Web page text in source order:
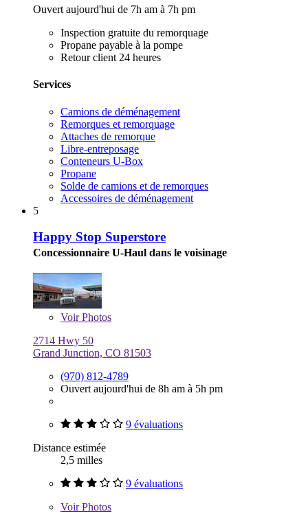
Ouvert aujourd'hui de 7h am à 7h pm
Inspection gratuite du remorquage
Propane payable à la pompe
Retour client 24 heures
Services
Camions de déménagement
Remorques et remorquage
Attaches de remorque
Libre-entreposage
Conteneurs U-Box
Propane
Solde de camions et de remorques
Accessoires de déménagement
5
Happy Stop Superstore
Concessionnaire U-Haul dans le voisinage
VoirPhotos
2714 Hwy 50
Grand Junction, CO 81503
(970) 812-4789
Ouvert aujourd'hui de 8h am à 5h pm
9 évaluations
Distance estimée
2,5 milles
9 évaluations
VoirPhotos